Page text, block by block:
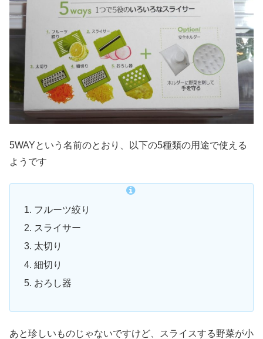
5WAYという名前のとおり、以下の5種類の用途で使える
ようです
フルーツ絞り
スライサー
太切り
細切り
おろし器
あと珍しいものじゃないですけど、スライスする野菜が小